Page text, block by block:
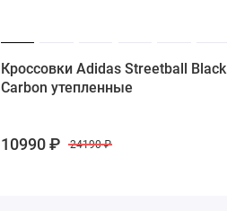
Кроссовки Adidas Streetball Black
Carbon утепленные
10990 ₽ 24190 ₽